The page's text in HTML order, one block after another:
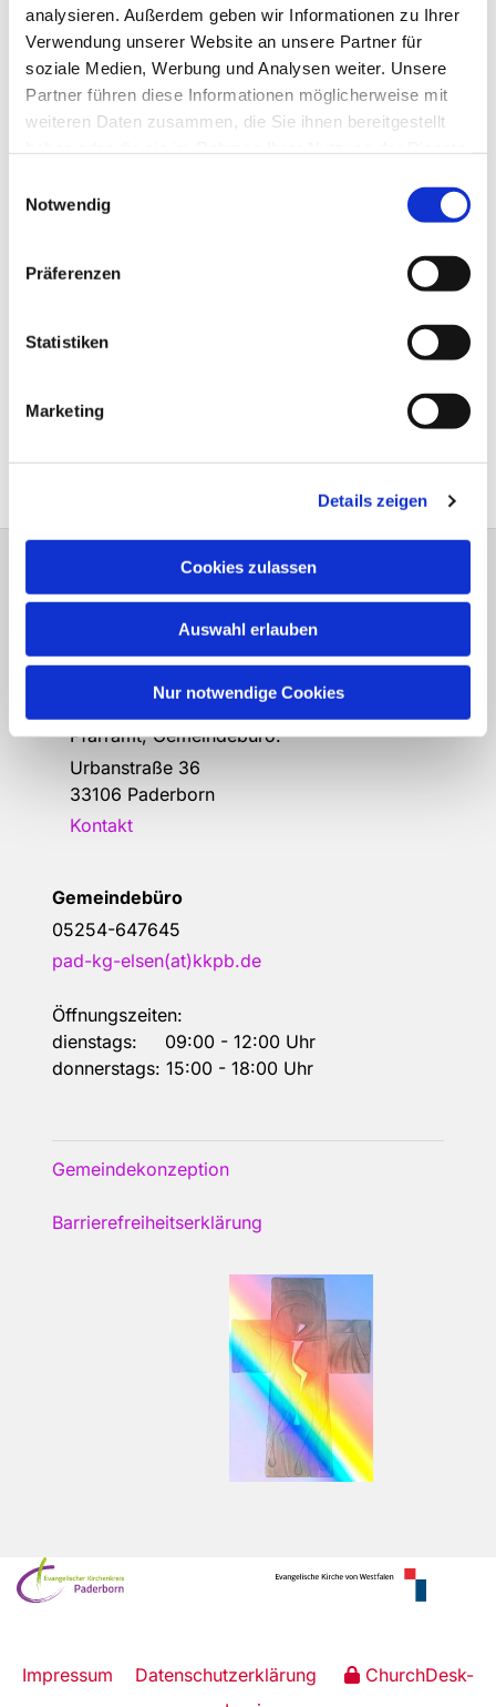
analysieren. Außerdem geben wir Informationen zu Ihrer
Verwendung unserer Website an unsere Partner für
soziale Medien, Werbung und Analysen weiter. Unsere
Partner führen diese Informationen möglicherweise mit
weiteren Daten zusammen, die Sie ihnen bereitgestellt
Notwendig
Präferenzen
Statistiken
Marketing
Details zeigen
Cookies zulassen
Auswahl erlauben
Nur notwendige Cookies
Bitte schreiben Sie bei Wünschen und
Anschrift der evang.- Luth.
Kirchengemeinde Elsen
Erlöserkirche, Gemeindehaus,
Pfarramt, Gemeindebüro:
Urbanstraße 36
33106 Paderborn
Kontakt
Gemeindebüro
05254-647645
pad-kg-elsen(at)kkpb.de
Öffnungszeiten:
dienstags: 09:00 - 12:00 Uhr
donnerstags: 15:00 - 18:00 Uhr
Gemeindekonzeption
Barrierefreiheitserklärung
Impressum Datenschutzerklärung
ChurchDesk-